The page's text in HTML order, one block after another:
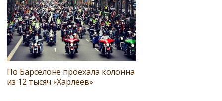
По Барселоне проехала колонна
из 12 тысяч «Харлеев»